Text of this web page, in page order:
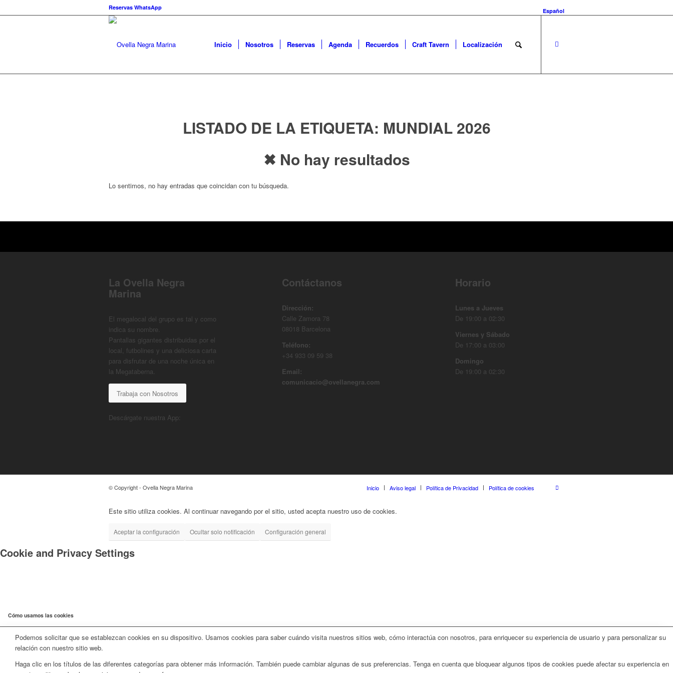
Español
Reservas WhatsApp
Inicio Nosotros Reservas Agenda Recuerdos Craft Tavern Localización
LISTADO DE LA ETIQUETA: MUNDIAL 2026
✖ No hay resultados
Lo sentimos, no hay entradas que coincidan con tu búsqueda.
La Ovella Negra
Marina
El megalocal del grupo es tal y como
indica su nombre.
Pantallas gigantes distribuidas por el
local, futbolines y una deliciosa carta
para disfrutar de una noche única en
la Megataberna.
Trabaja con Nosotros
Contáctanos
Dirección:
Calle Zamora 78
08018 Barcelona
Teléfono:
+34 933 09 59 38
Email:
comunicacio@ovellanegra.com
Horario
Lunes a Jueves
De 19:00 a 02:30
Viernes y Sábado
De 17:00 a 03:00
Domingo
De 19:00 a 02:30
Descárgate nuestra App:
© Copyright - Ovella Negra Marina Inicio Aviso legal Política de Privacidad Política de cookies
Este sitio utiliza cookies. Al continuar navegando por el sitio, usted acepta nuestro uso de cookies.
Aceptar la configuración Ocultar solo notificación Configuración general
Cookie and Privacy Settings
Cómo usamos las cookies
Podemos solicitar que se establezcan cookies en su dispositivo. Usamos cookies para saber cuándo visita nuestros sitios web, cómo interactúa con nosotros, para enriquecer su experiencia de usuario y para personalizar su
relación con nuestro sitio web.
Haga clic en los títulos de las diferentes categorías para obtener más información. También puede cambiar algunas de sus preferencias. Tenga en cuenta que bloquear algunos tipos de cookies puede afectar su experiencia en